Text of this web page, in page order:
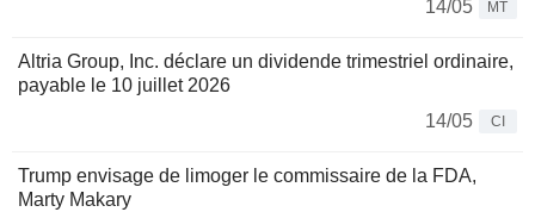
14/05
MT
Altria Group, Inc. déclare un dividende trimestriel ordinaire,
payable le 10 juillet 2026
14/05
CI
Trump envisage de limoger le commissaire de la FDA,
Marty Makary